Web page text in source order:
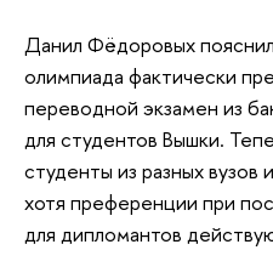
Данил Фёдоровых
олимпиада фактически
переводной экзамен из
для студентов Вышки.
студенты из разных
хотя преференции при
для дипломантов